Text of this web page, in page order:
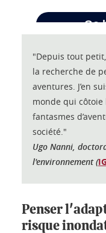
"Depuis tout
la recherche de
aventures. J’en
monde qui côtoie
fantasmes
société."
Ugo Nanni,
l'environnement (
Penser
risque